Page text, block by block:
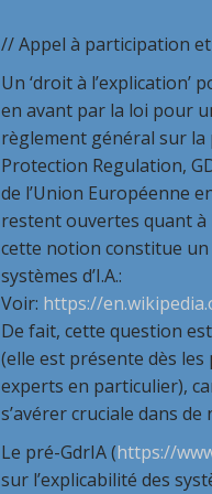
// Appel à participation
Un ‘droit à
en avant par la loi pour
règlement général sur la
Protection Regulation,
de l’Union Européenne
restent ouvertes quant à
cette notion constitue
systèmes d’I.A.:
Voir: https://
De fait, cette question
(elle est présente dès
experts en particulier),
s’avérer cruciale dans
Le pré-GdrIA (https://
sur l’explicabilité des